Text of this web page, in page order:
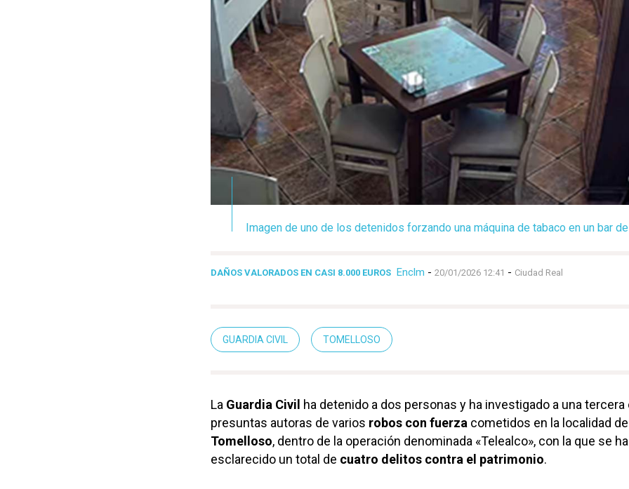
Imagen de uno de los detenidos forzando una máquina de tabaco en un bar
DAÑOS VALORADOS EN CASI 8.000 EUROS Enclm - 20/01/2026 12:41 - Ciudad Real
GUARDIA CIVIL TOMELLOSO
La Guardia Civil ha detenido a dos personas y ha investigado a una
presuntas autoras de varios robos con fuerza cometidos en la localidad de
Tomelloso, dentro de la operación denominada «Telealco», con la que se
esclarecido un total de cuatro delitos contra el patrimonio.